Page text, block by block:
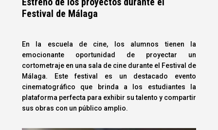
Festival de Málaga
En la escuela de cine, los alumnos tienen la
emocionante oportunidad de proyectar un
cortometraje en una sala de cine durante el Festival de
Málaga. Este festival es un destacado evento
cinematográfico que brinda a los estudiantes la
plataforma perfecta para exhibir su talento y compartir
sus obras con un público amplio.